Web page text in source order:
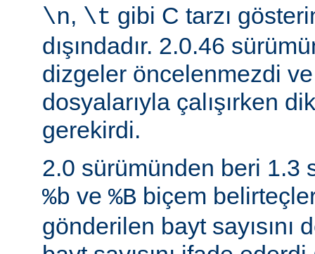
\n, \t gibi C tarzı
dışındadır. 2.0.46
dizgeler öncelenmezdi
dosyalarıyla çalışırken
gerekirdi.
2.0 sürümünden beri 1.3
%b ve %B biçem
gönderilen bayt sayısını